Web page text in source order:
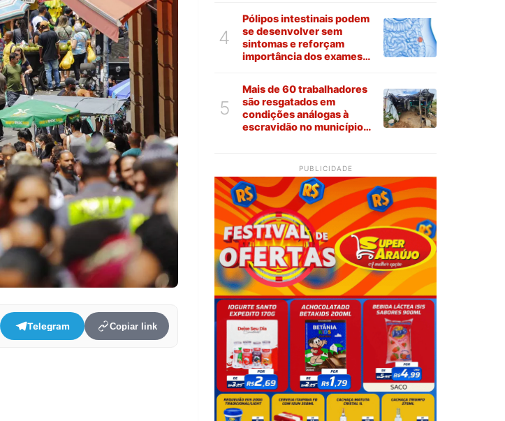
Telegram Copiar link
4
Pólipos intestinais podem
se desenvolver sem
sintomas e reforçam
importância dos exames
5
Mais de 60 trabalhadores
são resgatados em
condições análogas à
escravidão no município
PUBLICIDADE